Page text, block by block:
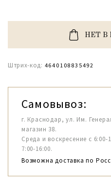
НЕТ В
Штрих-код: 4640108835492
Самовывоз:
г. Краснодар, ул. Им.
магазин 38.
Среда и воскресение с
7:00-16:00.
Возможна доставка по